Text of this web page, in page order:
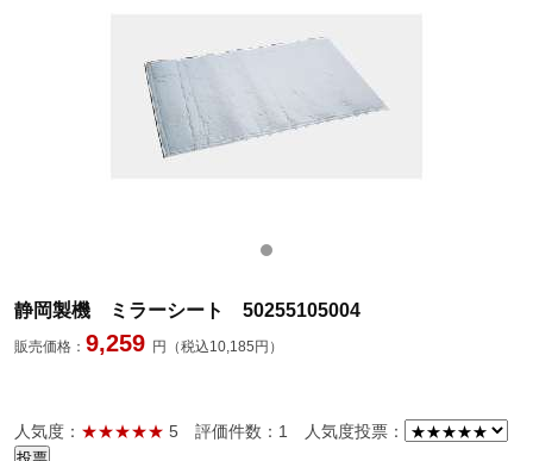
静岡製機 ミラーシート 50255105004
販売価格： 9,259 円（税込10,185円）
人気度： ★★★★★ 5 評価件数：1 人気度投票：